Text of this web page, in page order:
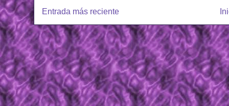
Entrada más reciente